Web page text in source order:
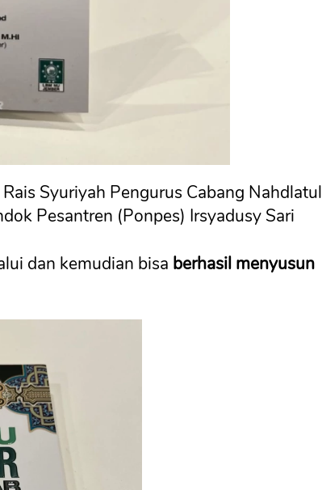
Syuriyah Pengurus Cabang Nahdlatul
Pesantren (Ponpes) Irsyadusy Sari
dan kemudian bisa berhasil menyusun